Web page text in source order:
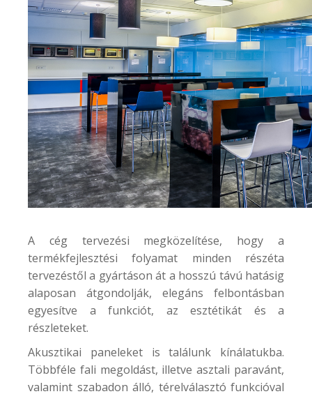
A cég tervezési megközelítése, hogy a
termékfejlesztési folyamat minden részéta
tervezéstől a gyártáson át a hosszú távú hatásig
alaposan átgondolják, elegáns felbontásban
egyesítve a funkciót, az esztétikát és a
részleteket.
Akusztikai paneleket is találunk kínálatukba.
Többféle fali megoldást, illetve asztali paravánt,
valamint szabadon álló, térelválasztó funkcióval